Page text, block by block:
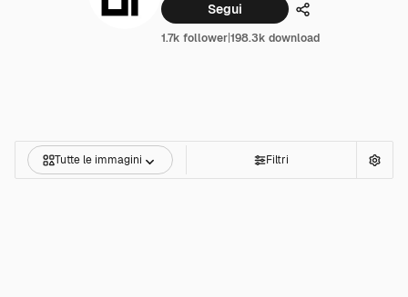
Segui Condividi
1.7k follower|198.3k download
Tutte le immagini Filtri